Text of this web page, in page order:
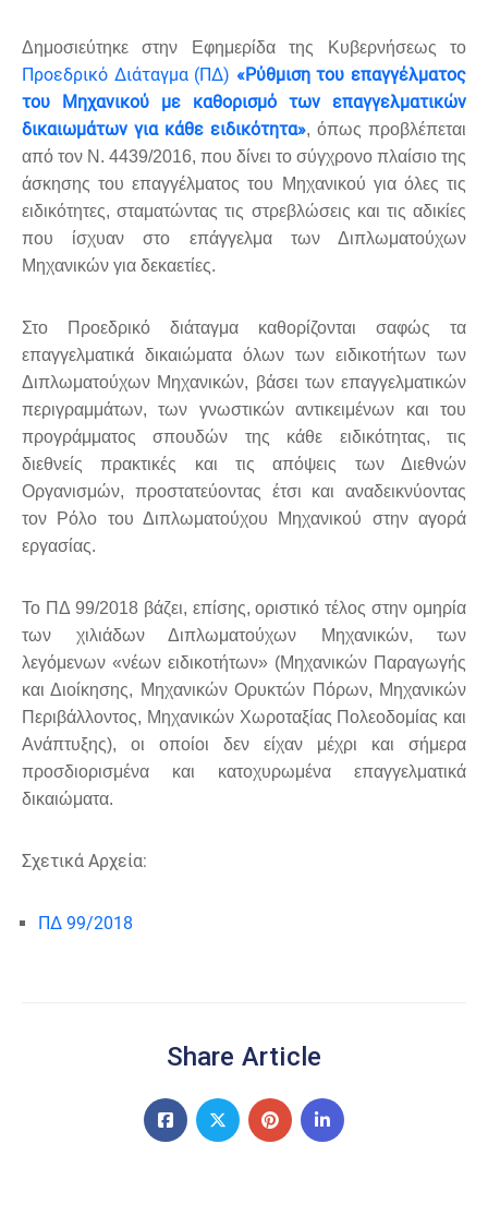
Δημοσιεύτηκε στην Εφημερίδα της Κυβερνήσεως το
Προεδρικό Διάταγμα (ΠΔ) «Ρύθμιση του επαγγέλματος
του Μηχανικού με καθορισμό των επαγγελματικών
δικαιωμάτων για κάθε ειδικότητα», όπως προβλέπεται
από τον Ν. 4439/2016, που δίνει το σύγχρονο πλαίσιο της
άσκησης του επαγγέλματος του Μηχανικού για όλες τις
ειδικότητες, σταματώντας τις στρεβλώσεις και τις αδικίες
που ίσχυαν στο επάγγελμα των Διπλωματούχων
Μηχανικών για δεκαετίες.
Στο Προεδρικό διάταγμα καθορίζονται σαφώς τα
επαγγελματικά δικαιώματα όλων των ειδικοτήτων των
Διπλωματούχων Μηχανικών, βάσει των επαγγελματικών
περιγραμμάτων, των γνωστικών αντικειμένων και του
προγράμματος σπουδών της κάθε ειδικότητας, τις
διεθνείς πρακτικές και τις απόψεις των Διεθνών
Οργανισμών, προστατεύοντας έτσι και αναδεικνύοντας
τον Ρόλο του Διπλωματούχου Μηχανικού στην αγορά
εργασίας.
Το ΠΔ 99/2018 βάζει, επίσης, οριστικό τέλος στην ομηρία
των χιλιάδων Διπλωματούχων Μηχανικών, των
λεγόμενων «νέων ειδικοτήτων» (Μηχανικών Παραγωγής
και Διοίκησης, Μηχανικών Ορυκτών Πόρων, Μηχανικών
Περιβάλλοντος, Μηχανικών Χωροταξίας Πολεοδομίας και
Ανάπτυξης), οι οποίοι δεν είχαν μέχρι και σήμερα
προσδιορισμένα και κατοχυρωμένα επαγγελματικά
δικαιώματα.
Σχετικά Αρχεία:
ΠΔ 99/2018
Share Article